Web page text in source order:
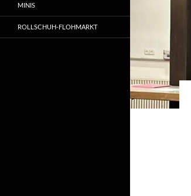
MINIS
ROLLSCHUH-FLOHMARKT